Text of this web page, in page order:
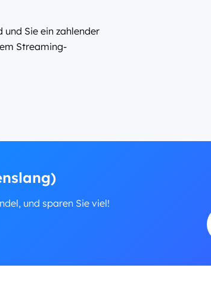
Sie ein zahlender
Streaming-
und sparen Sie viel!